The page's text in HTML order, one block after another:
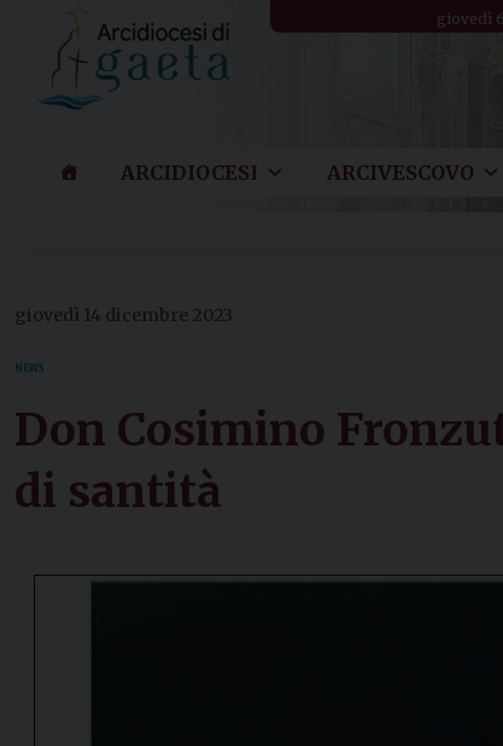
content
giovedì
ARCIDIOCESI ARCIVESCOVO
giovedì 14 dicembre 2023
NEWS
Don Cosimino
di santità